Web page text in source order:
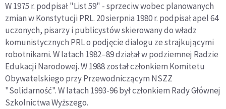
W 1975 r. podpisał "List 59" - sprzeciw wobec planowanych
zmian w Konstytucji PRL. 20 sierpnia 1980 r. podpisał apel 64
uczonych, pisarzy i publicystów skierowany do władz
komunistycznych PRL o podjęcie dialogu ze strajkującymi
robotnikami. W latach 1982–89 działał w podziemnej Radzie
Edukacji Narodowej. W 1988 został członkiem Komitetu
Obywatelskiego przy Przewodniczącym NSZZ
"Solidarność". W latach 1993-96 był członkiem Rady Głównej
Szkolnictwa Wyższego.